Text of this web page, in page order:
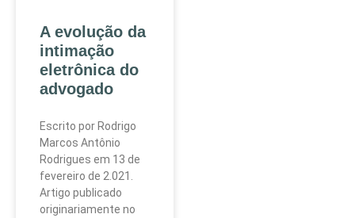
A evolução da
intimação
eletrônica do
advogado
Escrito por Rodrigo
Marcos Antônio
Rodrigues em 13 de
fevereiro de 2.021.
Artigo publicado
originariamente no